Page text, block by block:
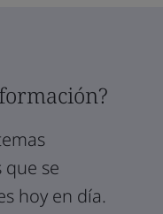
se
hoy en día.